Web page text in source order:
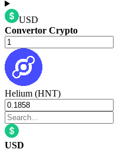
USD
Convertor Crypto
Helium (HNT)
USD